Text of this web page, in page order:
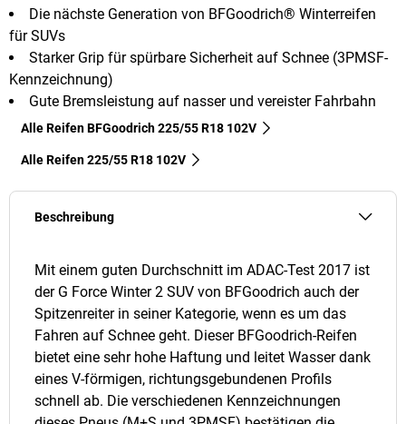
Die nächste Generation von BFGoodrich® Winterreifen
für SUVs
Starker Grip für spürbare Sicherheit auf Schnee (3PMSF-
Kennzeichnung)
Gute Bremsleistung auf nasser und vereister Fahrbahn
Alle Reifen BFGoodrich 225/55 R18 102V
Alle Reifen‎ 225/55 R18 102V
Beschreibung
Mit einem guten Durchschnitt im ADAC-Test 2017 ist
der G Force Winter 2 SUV von BFGoodrich auch der
Spitzenreiter in seiner Kategorie, wenn es um das
Fahren auf Schnee geht. Dieser BFGoodrich-Reifen
bietet eine sehr hohe Haftung und leitet Wasser dank
eines V-förmigen, richtungsgebundenen Profils
schnell ab. Die verschiedenen Kennzeichnungen